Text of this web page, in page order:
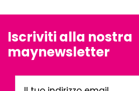
Iscriviti alla nostra
maynewsletter